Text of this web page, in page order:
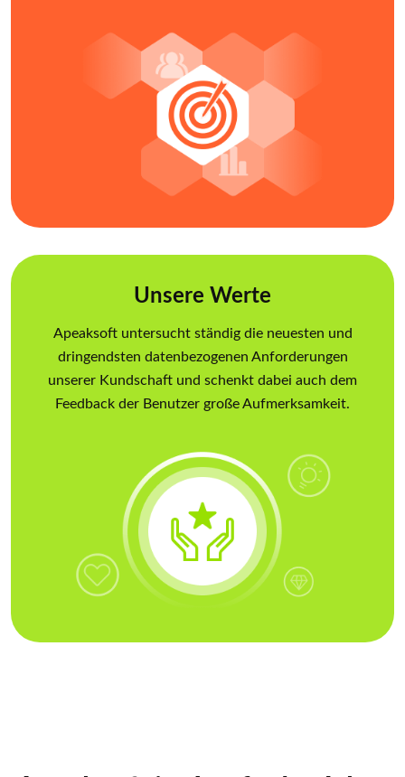
Unsere Werte
Apeaksoft untersucht ständig die neuesten und
dringendsten datenbezogenen Anforderungen
unserer Kundschaft und schenkt dabei auch dem
Feedback der Benutzer große Aufmerksamkeit.